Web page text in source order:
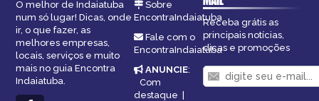
O melhor de Indaiatuba
num só lugar! Dicas, onde
ir, o que fazer, as
melhores empresas,
locais, serviços e muito
mais no guia Encontra
Indaiatuba.
Sobre
EncontraIndaiatuba
Fale com o
EncontraIndaiatuba
ANUNCIE:
Com
destaque |
Receba grátis as
principais notícias,
dicas e promoções